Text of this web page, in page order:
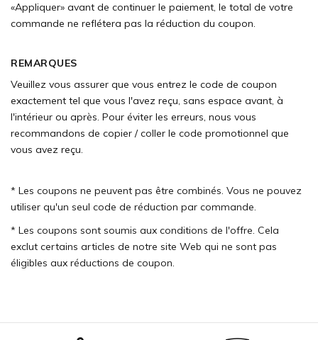
«Appliquer» avant de continuer le paiement, le total de votre
commande ne reflétera pas la réduction du coupon.
REMARQUES
Veuillez vous assurer que vous entrez le code de coupon
exactement tel que vous l'avez reçu, sans espace avant, à
l'intérieur ou après. Pour éviter les erreurs, nous vous
recommandons de copier / coller le code promotionnel que
vous avez reçu.
* Les coupons ne peuvent pas être combinés. Vous ne pouvez
utiliser qu'un seul code de réduction par commande.
* Les coupons sont soumis aux conditions de l'offre. Cela
exclut certains articles de notre site Web qui ne sont pas
éligibles aux réductions de coupon.